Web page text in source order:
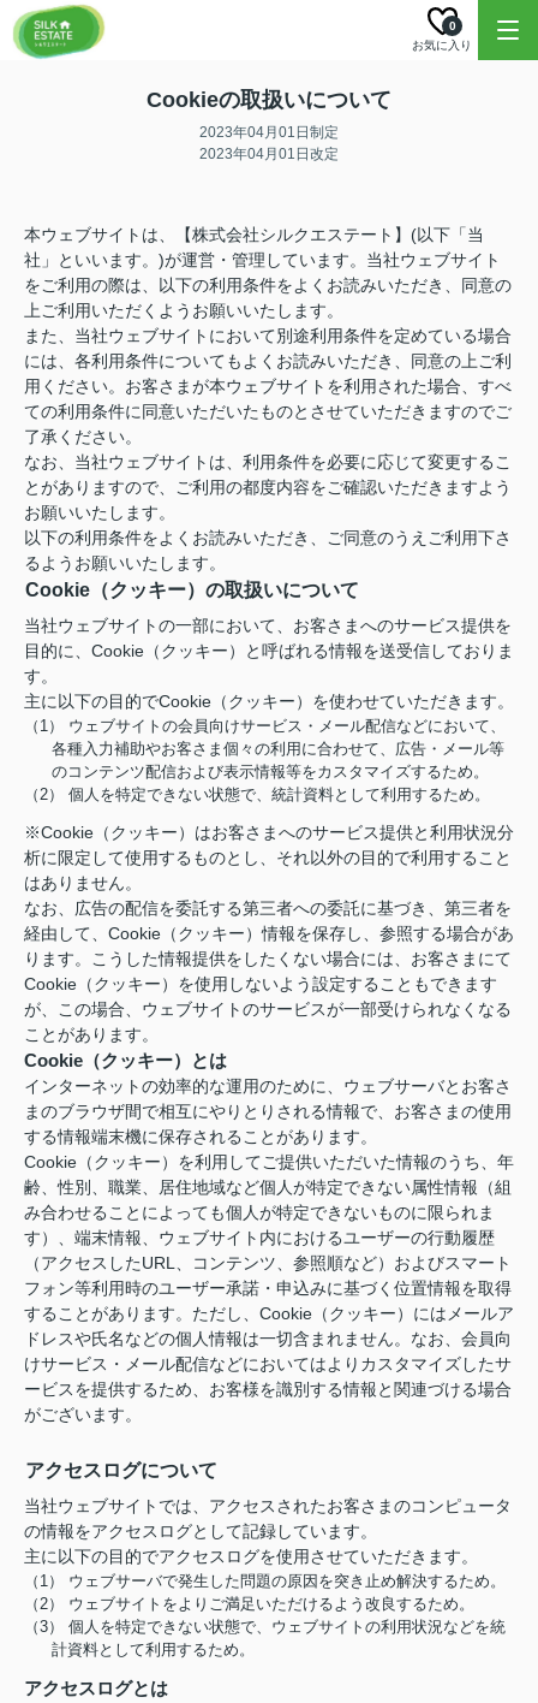
お気に入り
0
Cookieの取扱いについて
2023年04月01日制定
2023年04月01日改定
本ウェブサイトは、【株式会社シルクエステート】(以下「当
社」といいます。)が運営・管理しています。当社ウェブサイト
をご利用の際は、以下の利用条件をよくお読みいただき、同意の
上ご利用いただくようお願いいたします。
また、当社ウェブサイトにおいて別途利用条件を定めている場合
には、各利用条件についてもよくお読みいただき、同意の上ご利
用ください。お客さまが本ウェブサイトを利用された場合、すべ
ての利用条件に同意いただいたものとさせていただきますのでご
了承ください。
なお、当社ウェブサイトは、利用条件を必要に応じて変更するこ
とがありますので、ご利用の都度内容をご確認いただきますよう
お願いいたします。
以下の利用条件をよくお読みいただき、ご同意のうえご利用下さ
るようお願いいたします。
Cookie（クッキー）の取扱いについて
当社ウェブサイトの一部において、お客さまへのサービス提供を
目的に、Cookie（クッキー）と呼ばれる情報を送受信しておりま
す。
主に以下の目的でCookie（クッキー）を使わせていただきます。
（1） ウェブサイトの会員向けサービス・メール配信などにおいて、
各種入力補助やお客さま個々の利用に合わせて、広告・メール等
のコンテンツ配信および表示情報等をカスタマイズするため。
（2） 個人を特定できない状態で、統計資料として利用するため。
※Cookie（クッキー）はお客さまへのサービス提供と利用状況分
析に限定して使用するものとし、それ以外の目的で利用すること
はありません。
なお、広告の配信を委託する第三者への委託に基づき、第三者を
経由して、Cookie（クッキー）情報を保存し、参照する場合があ
ります。こうした情報提供をしたくない場合には、お客さまにて
Cookie（クッキー）を使用しないよう設定することもできます
が、この場合、ウェブサイトのサービスが一部受けられなくなる
ことがあります。
Cookie（クッキー）とは
インターネットの効率的な運用のために、ウェブサーバとお客さ
まのブラウザ間で相互にやりとりされる情報で、お客さまの使用
する情報端末機に保存されることがあります。
Cookie（クッキー）を利用してご提供いただいた情報のうち、年
齢、性別、職業、居住地域など個人が特定できない属性情報（組
み合わせることによっても個人が特定できないものに限られま
す）、端末情報、ウェブサイト内におけるユーザーの行動履歴
（アクセスしたURL、コンテンツ、参照順など）およびスマート
フォン等利用時のユーザー承諾・申込みに基づく位置情報を取得
することがあります。ただし、Cookie（クッキー）にはメールア
ドレスや氏名などの個人情報は一切含まれません。なお、会員向
けサービス・メール配信などにおいてはよりカスタマイズしたサ
ービスを提供するため、お客様を識別する情報と関連づける場合
がございます。
アクセスログについて
当社ウェブサイトでは、アクセスされたお客さまのコンピュータ
の情報をアクセスログとして記録しています。
主に以下の目的でアクセスログを使用させていただきます。
（1） ウェブサーバで発生した問題の原因を突き止め解決するため。
（2） ウェブサイトをよりご満足いただけるよう改良するため。
（3） 個人を特定できない状態で、ウェブサイトの利用状況などを統
計資料として利用するため。
アクセスログとは